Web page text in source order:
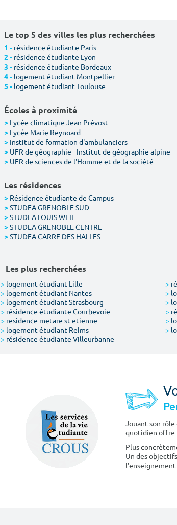
Le top 5 des villes les plus recherchées
1 - résidence étudiante Paris
2 - résidence étudiante Lyon
3 - résidence étudiante Bordeaux
4 - logement étudiant Montpellier
5 - logement étudiant Toulouse
Écoles à proximité
> Lycée climatique Jean Prévost
> Lycée Marie Reynoard
> Institut de formation d'ambulanciers
> UFR de géographie - Institut de géographie alpine
> UFR de sciences de l'Homme et de la société
Les résidences
> Résidence étudiante de Campus
>STUDEA GRENOBLE SUD
>STUDEA LOUIS WEIL
>STUDEA GRENOBLE CENTRE
>STUDEA CARRE DES HALLES
Les plus recherchées
> logement étudiant Lille >
> logement étudiant Nantes >
> logement étudiant Strasbourg >
> résidence étudiante Courbevoie >
> residence metare st etienne >
> logement étudiant Reims >
> résidence étudiante Villeurbanne
Jouant son
quotidien offre
Plus
Un des
l'enseignement